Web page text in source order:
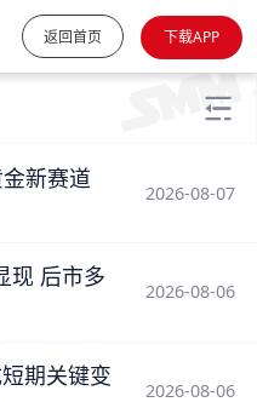
返回首页 下载APP
新赛道
2026-08-07
现 后市多
2026-08-06
期关键变
2026-08-06